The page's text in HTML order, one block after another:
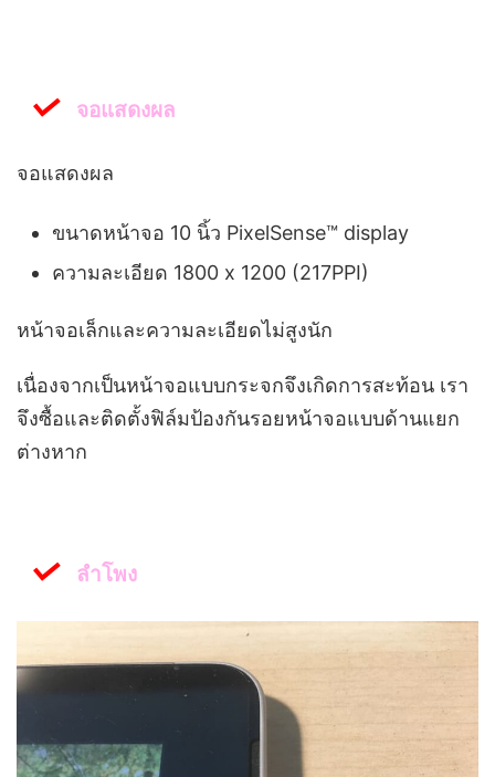
จอแสดงผล
จอแสดงผล
ขนาดหน้าจอ 10 นิ้ว PixelSense™ display
ความละเอียด 1800 x 1200 (217PPI)
หน้าจอเล็กและความละเอียดไม่สูงนัก
เนื่องจากเป็นหน้าจอแบบกระจกจึงเกิดการสะท้อน เรา
จึงซื้อและติดตั้งฟิล์มป้องกันรอยหน้าจอแบบด้านแยก
ต่างหาก
ลำโพง